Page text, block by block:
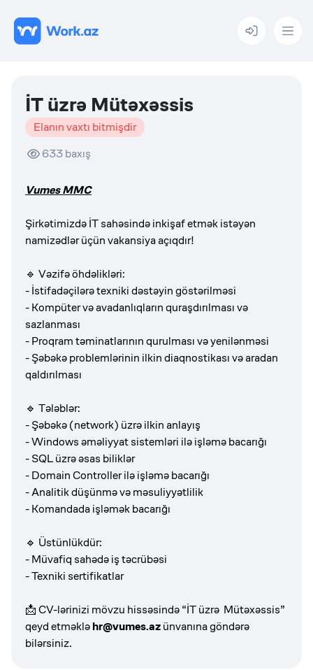
Menu
İT üzrə Mütəxəssis
Elanın vaxtı bitmişdir
633baxış
Vumes MMC
Şirkətimizdə İT sahəsində inkişaf etmək istəyən
namizədlər üçün vakansiya açıqdır!
🔹 Vəzifə öhdəlikləri:
- İstifadəçilərə texniki dəstəyin göstərilməsi
- Kompüter və avadanlıqların quraşdırılması və
sazlanması
- Proqram təminatlarının qurulması və yenilənməsi
- Şəbəkə problemlərinin ilkin diaqnostikası və aradan
qaldırılması
🔹 Tələblər:
- Şəbəkə (network) üzrə ilkin anlayış
- Windows əməliyyat sistemləri ilə işləmə bacarığı
- SQL üzrə əsas biliklər
- Domain Controller ilə işləmə bacarığı
- Analitik düşünmə və məsuliyyətlilik
- Komandada işləmək bacarığı
🔹 Üstünlükdür:
- Müvafiq sahədə iş təcrübəsi
- Texniki sertifikatlar
📩 CV-lərinizi mövzu hissəsində “İT üzrə Mütəxəssis”
qeyd etməkləhr@vumes.azünvanına göndərə
bilərsiniz.